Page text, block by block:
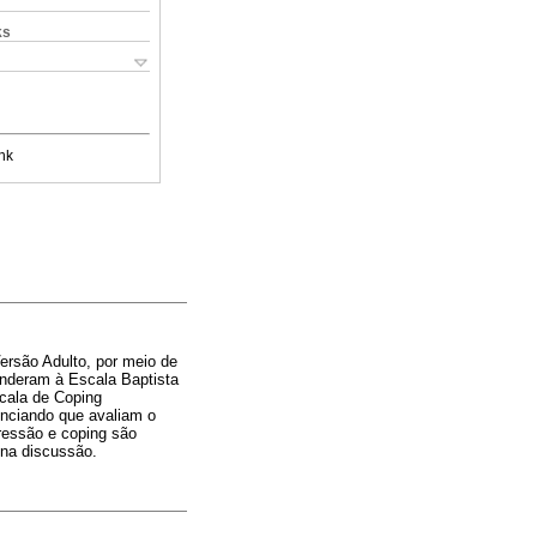
Adulto, por meio de
à Escala Baptista
de Coping
que avaliam o
e coping são
discussão.